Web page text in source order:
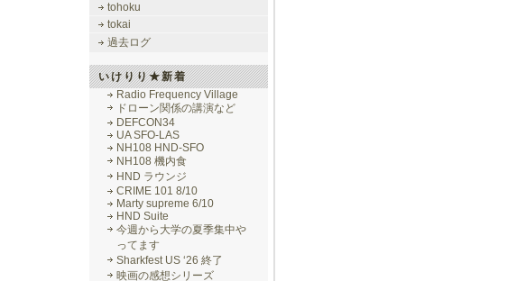
tohoku
tokai
過去ログ
いけりり★新着
Radio Frequency Village
ドローン関係の講演など
DEFCON34
UA SFO-LAS
NH108 HND-SFO
NH108 機内食
HND ラウンジ
CRIME 101 8/10
Marty supreme 6/10
HND Suite
今週から大学の夏季集中や
ってます
Sharkfest US ‘26 終了
映画の感想シリーズ